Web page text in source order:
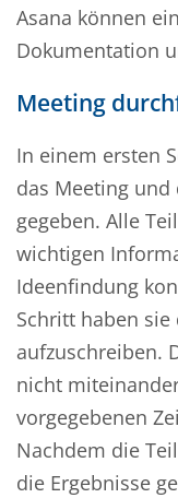
Asana können
Dokumentation
Meeting
In einem ersten
das Meeting
gegeben. Alle
wichtigen
Ideenfindung
Schritt haben
aufzuschreiben.
nicht
vorgegebenen
Nachdem die
die Ergebnisse